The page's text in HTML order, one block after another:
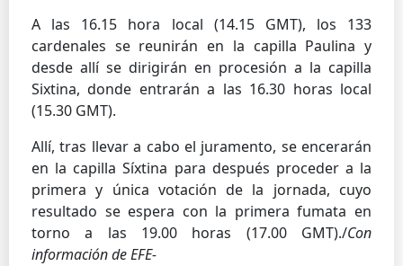
A las 16.15 hora local (14.15 GMT), los 133
cardenales se reunirán en la capilla Paulina y
desde allí se dirigirán en procesión a la capilla
Sixtina, donde entrarán a las 16.30 horas local
(15.30 GMT).
Allí, tras llevar a cabo el juramento, se encerarán
en la capilla Síxtina para después proceder a la
primera y única votación de la jornada, cuyo
resultado se espera con la primera fumata en
torno a las 19.00 horas (17.00 GMT)./Con
información de EFE-